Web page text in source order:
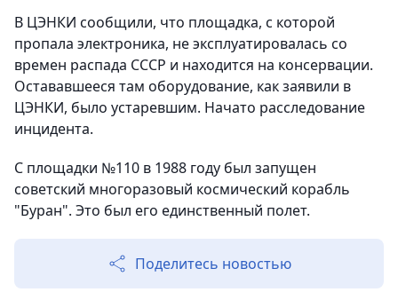
В ЦЭНКИ сообщили, что площадка, с которой
пропала электроника, не эксплуатировалась со
времен распада СССР и находится на консервации.
Остававшееся там оборудование, как заявили в
ЦЭНКИ, было устаревшим. Начато расследование
инцидента.
С площадки №110 в 1988 году был запущен
советский многоразовый космический корабль
"Буран". Это был его единственный полет.
Поделитесь новостью